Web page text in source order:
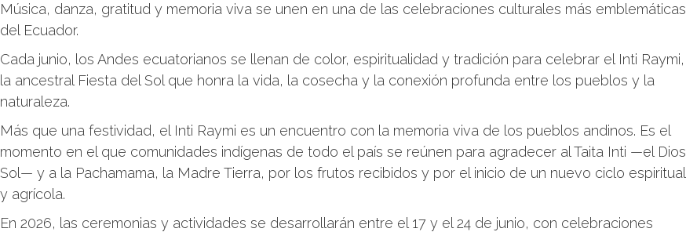
Música, danza, gratitud y memoria viva se unen en una de las celebraciones culturales más emblemáticas
del Ecuador.
Cada junio, los Andes ecuatorianos se llenan de color, espiritualidad y tradición para celebrar el Inti Raymi,
la ancestral Fiesta del Sol que honra la vida, la cosecha y la conexión profunda entre los pueblos y la
naturaleza.
Más que una festividad, el Inti Raymi es un encuentro con la memoria viva de los pueblos andinos. Es el
momento en el que comunidades indígenas de todo el país se reúnen para agradecer al Taita Inti —el Dios
Sol— y a la Pachamama, la Madre Tierra, por los frutos recibidos y por el inicio de un nuevo ciclo espiritual
y agrícola.
En 2026, las ceremonias y actividades se desarrollarán entre el 17 y el 24 de junio, con celebraciones